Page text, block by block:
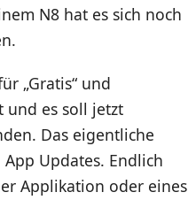
N8 hat es sich noch
„Gratis“ und
und es soll jetzt
Das eigentliche
Updates. Endlich
Applikation oder eines